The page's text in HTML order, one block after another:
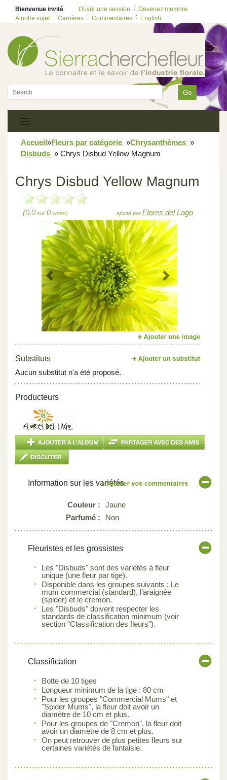
Bienvenue invité Ouvrir une session
Devenez membre
À notre sujet
Carrières Commentaires English
Go
Accueil»Fleurs par catégorie »Chrysanthèmes »
Disbuds » Chrys Disbud Yellow Magnum
Chrys Disbud Yellow Magnum
(0,0sur 0votes) ajouté par Flores del Lago
Previous Next
Substituts
Aucun substitut n'a été proposé.
Producteurs
Information sur les variétés
Couleur :
Jaune
Parfumé :
Non
Fleuristes et les grossistes
Les "Disbuds" sont des variétés à fleur
unique (une fleur par tige).
Disponible dans les groupes suivants : Le
mum commercial (standard), l’araignée
(spider) et le cremon.
Les "Disbuds" doivent respecter les
standards de classification minimum (voir
section "Classification des fleurs").
Classification
Botte de 10 tiges
Longueur minimum de la tige : 80 cm
Pour les groupes "Commercial Mums" et
"Spider Mums", la fleur doit avoir un
diamètre de 10 cm et plus.
Pour les groupes de "Cremon", la fleur doit
avoir un diamètre de 8 cm et plus.
On peut retrouver de plus petites fleurs sur
certaines variétés de fantaisie.